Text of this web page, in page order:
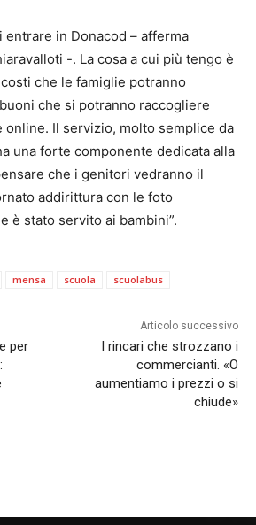
entrare in Donacod – afferma
-. La cosa a cui più tengo è
che le famiglie potranno
che si potranno raccogliere
online. Il servizio, molto semplice da
una forte componente dedicata alla
che i genitori vedranno il
addirittura con le foto
è stato servito ai bambini”.
mensa scuola
scuolabus
per
Articolo successivo
I rincari che strozzano i
commercianti. «O
aumentiamo i prezzi o si
chiude»